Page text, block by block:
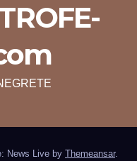
News Live by Themeansar.